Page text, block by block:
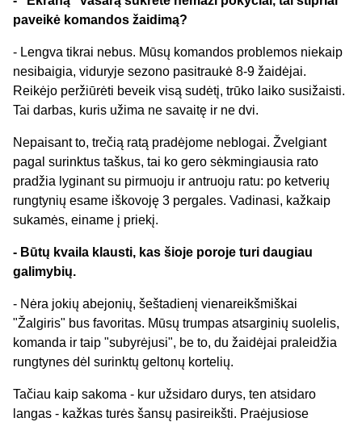
paveikė komandos žaidimą?
- Lengva tikrai nebus. Mūsų komandos problemos niekaip
nesibaigia, viduryje sezono pasitraukė 8-9 žaidėjai.
Reikėjo peržiūrėti beveik visą sudėtį, trūko laiko susižaisti.
Tai darbas, kuris užima ne savaitę ir ne dvi.
Nepaisant to, trečią ratą pradėjome neblogai. Žvelgiant
pagal surinktus taškus, tai ko gero sėkmingiausia rato
pradžia lyginant su pirmuoju ir antruoju ratu: po ketverių
rungtynių esame iškovoję 3 pergales. Vadinasi, kažkaip
sukamės, einame į priekį.
- Būtų kvaila klausti, kas šioje poroje turi daugiau
galimybių.
- Nėra jokių abejonių, šeštadienį vienareikšmiškai
"Žalgiris" bus favoritas. Mūsų trumpas atsarginių suolelis,
komanda ir taip "subyrėjusi", be to, du žaidėjai praleidžia
rungtynes dėl surinktų geltonų kortelių.
Tačiau kaip sakoma - kur užsidaro durys, ten atsidaro
langas - kažkas turės šansų pasireikšti. Praėjusiose